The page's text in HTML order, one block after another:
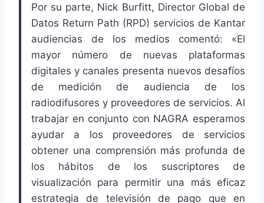
Por su parte, Nick Burfitt, Director Global de
Datos Return Path (RPD) servicios de Kantar
audiencias de los medios comentó: «El
mayor número de nuevas plataformas
digitales y canales presenta nuevos desafíos
de medición de audiencia de los
radiodifusores y proveedores de servicios. Al
trabajar en conjunto con NAGRA esperamos
ayudar a los proveedores de servicios
obtener una comprensión más profunda de
los hábitos de los suscriptores de
visualización para permitir una más eficaz
estrategia de televisión de pago que en